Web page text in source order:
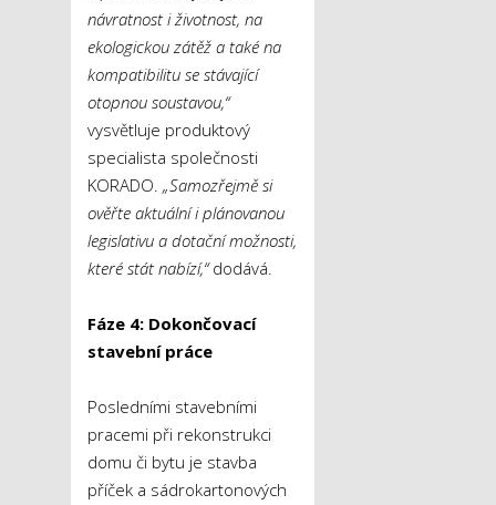
návratnost i životnost, na
ekologickou zátěž a také na
kompatibilitu se stávající
otopnou soustavou,“
vysvětluje produktový
specialista společnosti
KORADO. „Samozřejmě si
ověřte aktuální i plánovanou
legislativu a dotační možnosti,
které stát nabízí,“dodává.
Fáze 4: Dokončovací
stavební práce
Posledními stavebními
pracemi při rekonstrukci
domu či bytu je stavba
příček a sádrokartonových